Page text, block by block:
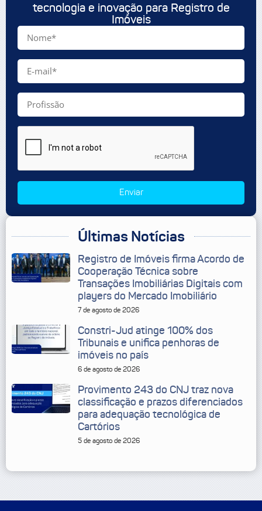
tecnologia e inovação para Registro de
Imóveis
Enviar
Últimas Notícias
Registro de Imóveis firma Acordo de
Cooperação Técnica sobre
Transações Imobiliárias Digitais com
players do Mercado Imobiliário
7 de agosto de 2026
Constri-Jud atinge 100% dos
Tribunais e unifica penhoras de
imóveis no país
6 de agosto de 2026
Provimento 243 do CNJ traz nova
classificação e prazos diferenciados
para adequação tecnológica de
Cartórios
5 de agosto de 2026